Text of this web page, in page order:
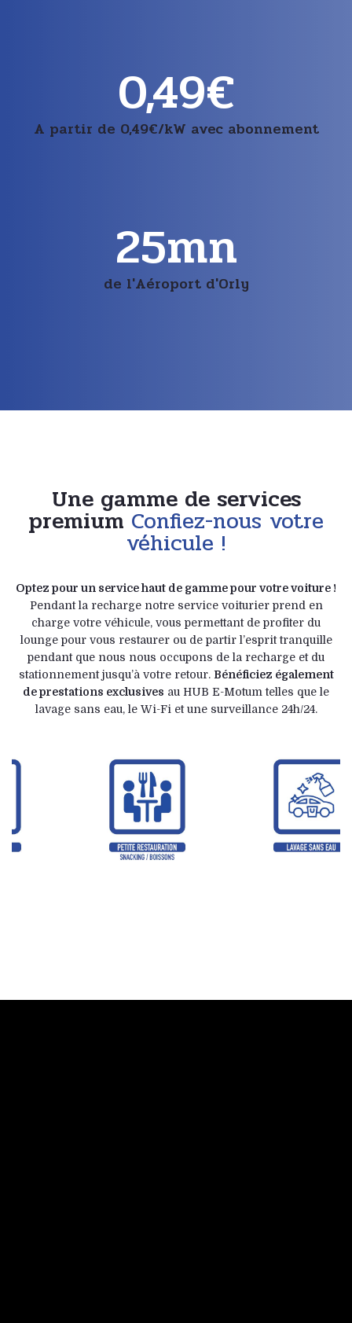
0,49€
A partir de 0,49€/kW avec abonnement
25mn
de l'Aéroport d'Orly
Une gamme de services
premium Confiez-nous votre
véhicule !
Optez pour un service haut de gamme pour votre voiture !
Pendant la recharge notre service voiturier prend en
charge votre véhicule, vous permettant de profiter du
lounge pour vous restaurer ou de partir l’esprit tranquille
pendant que nous nous occupons de la recharge et du
stationnement jusqu’à votre retour. Bénéficiez également
de prestations exclusives au HUB E-Motum telles que le
lavage sans eau, le Wi-Fi et une surveillance 24h/24.